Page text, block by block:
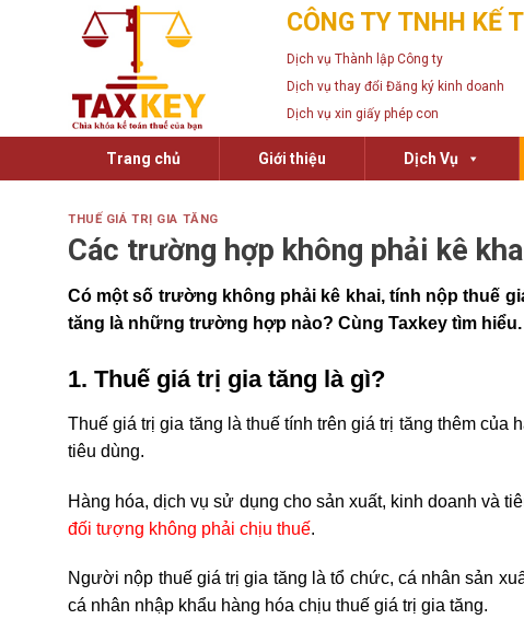
CÔNG TY TNHH KẾ
Dịch vụ Thành lập Công ty
Dịch vụ thay đổi Đăng ký kinh doanh
Dịch vụ xin giấy phép con
Trang chủ Giới thiệu Dịch Vụ
THUẾ GIÁ TRỊ GIA TĂNG
Các trường hợp không phải kê
Có một số trường không phải kê khai, tính nộp thuế
tăng là những trường hợp nào? Cùng Taxkey tìm hiểu.
1. Thuế giá trị gia tăng là gì?
Thuế giá trị gia tăng là thuế tính trên giá trị tăng thêm của
tiêu dùng.
Hàng hóa, dịch vụ sử dụng cho sản xuất, kinh doanh và
đối tượng không phải chịu thuế.
Người nộp thuế giá trị gia tăng là tổ chức, cá nhân sản
cá nhân nhập khẩu hàng hóa chịu thuế giá trị gia tăng.